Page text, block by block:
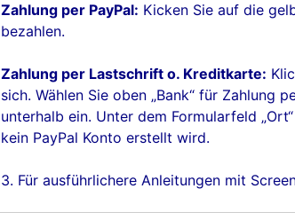
Zahlung per PayPal: Kicken Sie auf die
bezahlen.
Zahlung per Lastschrift o. Kreditkarte:
sich. Wählen Sie oben „Bank“ für Zahlung
unterhalb ein. Unter dem Formularfeld
kein PayPal Konto erstellt wird.
3. Für ausführlichere Anleitungen mit